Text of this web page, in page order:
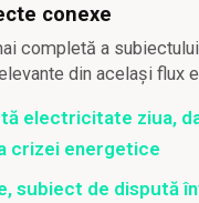
conexe
completă a
din același flux
electricitate ziua,
crizei energetice
subiect de dispută